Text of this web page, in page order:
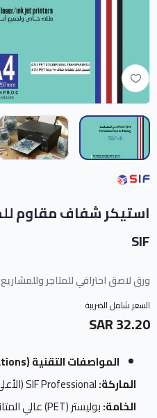
SIF
ورق لاصق احترافي للمتاجر وللمشاريع
السعر شامل الضريبة
32.20 SAR
المواصفات التقنية (Technical Specifications)
الماركة:
الخامة:بوليستر (PET) عالي المتانة ومضاد للتمزق.